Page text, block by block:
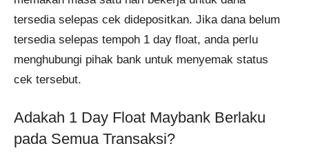
tersedia selepas cek didepositkan. Jika dana belum
tersedia selepas tempoh 1 day float, anda perlu
menghubungi pihak bank untuk menyemak status
cek tersebut.
Adakah 1 Day Float Maybank Berlaku
pada Semua Transaksi?